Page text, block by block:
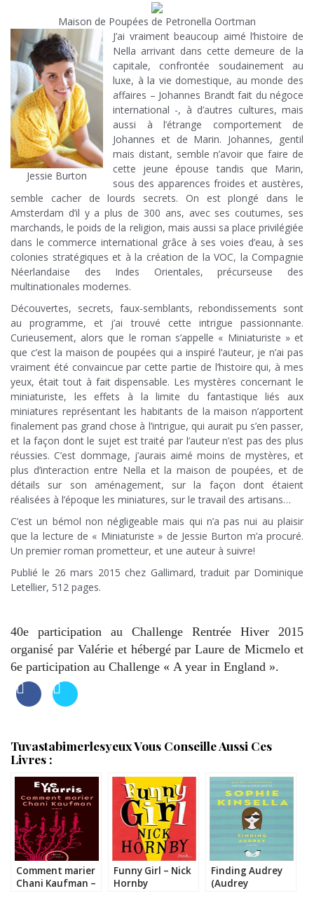
Maison de Poupées de Petronella Oortman
Jessie Burton
J’ai vraiment beaucoup aimé l’histoire de
Nella arrivant dans cette demeure de la
capitale, confrontée soudainement au
luxe, à la vie domestique, au monde des
affaires – Johannes Brandt fait du négoce
international -, à d’autres cultures, mais
aussi à l’étrange comportement de
Johannes et de Marin. Johannes, gentil
mais distant, semble n’avoir que faire de
cette jeune épouse tandis que Marin,
sous des apparences froides et austères,
semble cacher de lourds secrets. On est plongé dans le
Amsterdam d’il y a plus de 300 ans, avec ses coutumes, ses
marchands, le poids de la religion, mais aussi sa place privilégiée
dans le commerce international grâce à ses voies d’eau, à ses
colonies stratégiques et à la création de la VOC, la Compagnie
Néerlandaise des Indes Orientales, précurseuse des
multinationales modernes.
Découvertes, secrets, faux-semblants, rebondissements sont
au programme, et j’ai trouvé cette intrigue passionnante.
Curieusement, alors que le roman s’appelle « Miniaturiste » et
que c’est la maison de poupées qui a inspiré l’auteur, je n’ai pas
vraiment été convaincue par cette partie de l’histoire qui, à mes
yeux, était tout à fait dispensable. Les mystères concernant le
miniaturiste, les effets à la limite du fantastique liés aux
miniatures représentant les habitants de la maison n’apportent
finalement pas grand chose à l’intrigue, qui aurait pu s’en passer,
et la façon dont le sujet est traité par l’auteur n’est pas des plus
réussies. C’est dommage, j’aurais aimé moins de mystères, et
plus d’interaction entre Nella et la maison de poupées, et de
détails sur son aménagement, sur la façon dont étaient
réalisées à l’époque les miniatures, sur le travail des artisans…
C’est un bémol non négligeable mais qui n’a pas nui au plaisir
que la lecture de « Miniaturiste » de Jessie Burton m’a procuré.
Un premier roman prometteur, et une auteur à suivre!
Publié le 26 mars 2015 chez Gallimard, traduit par Dominique
Letellier, 512 pages.
40e participation au Challenge Rentrée Hiver 2015
organisé par Valérie et hébergé par Laure de Micmelo et
6e participation au Challenge « A year in England ».
Tuvastabimerlesyeux Vous Conseille Aussi Ces
Livres :
Comment marier
Chani Kaufman –
Funny Girl – Nick
Hornby
Finding Audrey
(Audrey